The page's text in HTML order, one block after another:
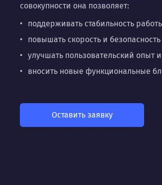
совокупности она позволяет:
поддерживать стабильность
повышать скорость и
улучшать пользовательский опыт
вносить новые функциональные
Оставить заявку